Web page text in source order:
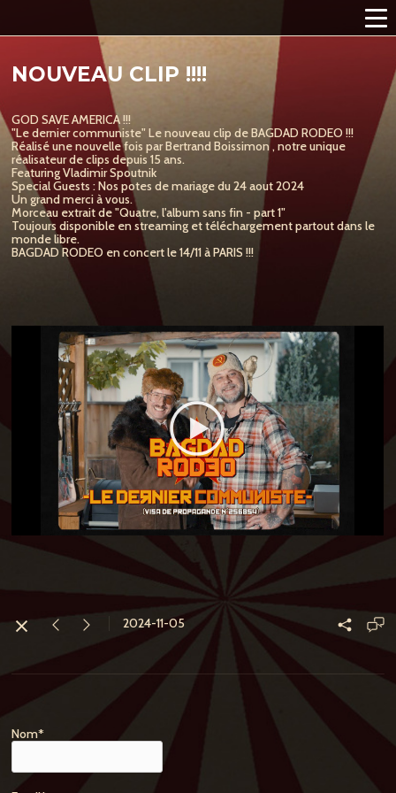
NOUVEAU CLIP !!!!
GOD SAVE AMERICA !!!
"Le dernier communiste" Le nouveau clip de BAGDAD RODEO !!!
Réalisé une nouvelle fois par Bertrand Boissimon , notre unique
réalisateur de clips depuis 15 ans.
Featuring Vladimir Spoutnik
Special Guests : Nos potes de mariage du 24 aout 2024
Un grand merci à vous.
Morceau extrait de "Quatre, l'album sans fin - part 1"
Toujours disponible en streaming et téléchargement partout dans le
monde libre.
BAGDAD RODEO en concert le 14/11 à PARIS !!!
2024-11-05
Nom*